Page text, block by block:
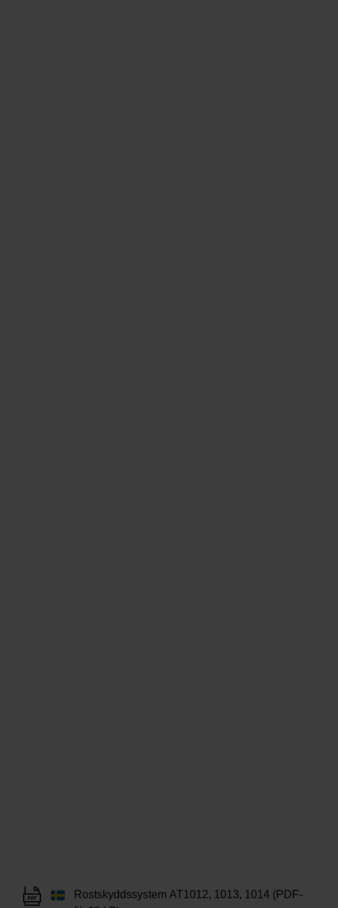
Rostskyddssystem AT1012, 1013, 1014 (PDF-